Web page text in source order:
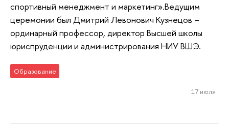
спортивный менеджмент и маркетинг».Ведущим
церемонии был Дмитрий Левонович Кузнецов –
ординарный профессор, директор Высшей школы
юриспруденции и администрирования НИУ ВШЭ.
Образование
17 июля